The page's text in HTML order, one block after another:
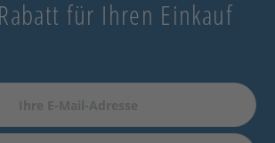
für Ihren Einkauf